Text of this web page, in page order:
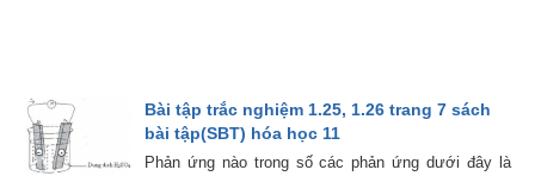
Bài tập trắc nghiệm 1.25, 1.26 trang 7 sách
bài tập(SBT) hóa học 11
Phản ứng nào trong số các phản ứng dưới đây là